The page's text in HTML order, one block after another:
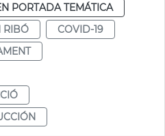
PORTADA TEMÁTICA
RIBÓ
COVID-19